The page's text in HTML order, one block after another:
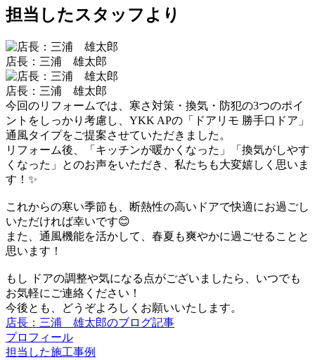
担当したスタッフより
店長：三浦 雄太郎
店長：三浦 雄太郎
今回のリフォームでは、寒さ対策・換気・防犯の3つのポイ
ントをしっかり考慮し、YKK APの「ドアリモ 勝手口ドア」
通風タイプをご提案させていただきました。
リフォーム後、「キッチンが暖かくなった」「換気がしやす
くなった」とのお声をいただき、私たちも大変嬉しく思いま
す！✨
これからの寒い季節も、断熱性の高いドアで快適にお過ごし
いただければ幸いです😊
また、通風機能を活かして、春夏も爽やかに過ごせることと
思います！
もし ドアの調整や気になる点がございましたら、いつでも
お気軽にご連絡ください！
今後とも、どうぞよろしくお願いいたします。
店長：三浦 雄太郎のブログ記事
プロフィール
担当した施工事例